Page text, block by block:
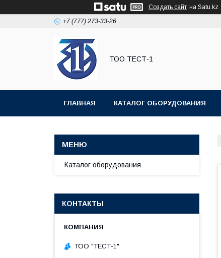
Создать сайт на Satu.kz
+7 (777) 273-33-26
ТОО ТЕСТ-1
ГЛАВНАЯ КАТАЛОГ ОБОРУДОВАНИЯ
Каталог оборудования
КОНТАКТЫ
ТОО "ТЕСТ-1"